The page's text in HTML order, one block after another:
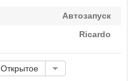
Автозапуск
Ricardo
Открытое